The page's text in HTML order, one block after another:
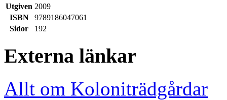
Utgiven 2009
ISBN
9789186047061
Sidor
192
Externa länkar
Allt om Koloniträdgårdar